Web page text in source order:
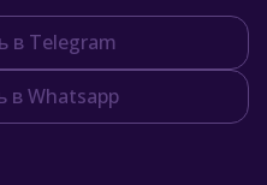
в Telegram
в Whatsapp